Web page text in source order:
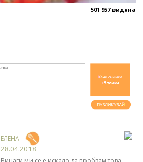
501 957 видяна
ЕЛЕНА
28.04.2018